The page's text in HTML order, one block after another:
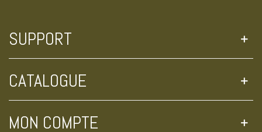
SUPPORT
CATALOGUE
MON COMPTE